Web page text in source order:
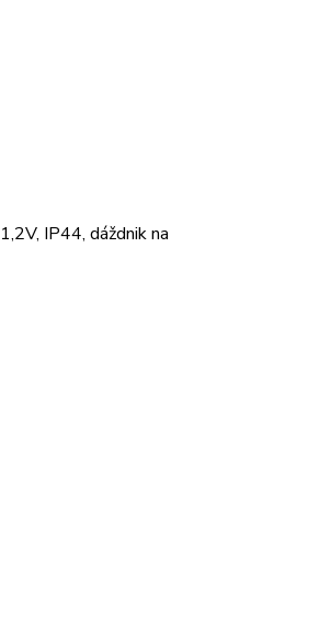
IP44, dáždnik na